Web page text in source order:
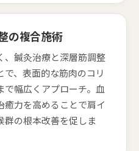
の複合施術
、鍼灸治療と深層筋調整
で、表面的な筋肉のコリ
で幅広くアプローチ。血
癒力を高めることで肩イ
群の根本改善を促しま